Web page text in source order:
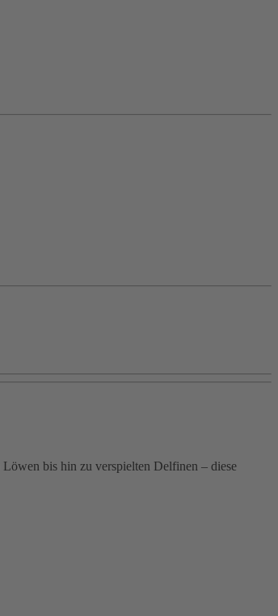
Löwen bis hin zu verspielten Delfinen – diese